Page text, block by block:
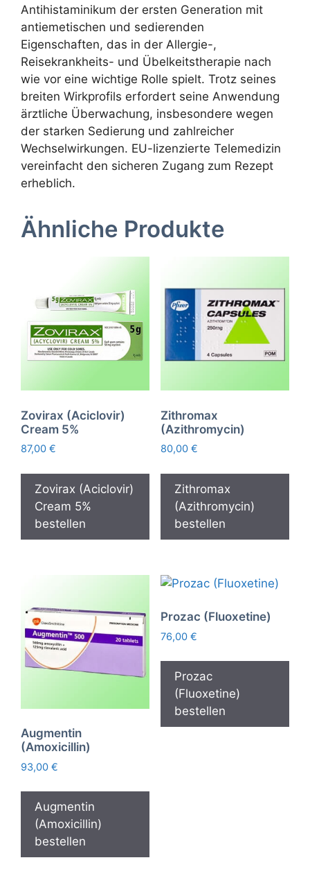
Antihistaminikum der ersten Generation mit
antiemetischen und sedierenden
Eigenschaften, das in der Allergie-,
Reisekrankheits- und Übelkeitstherapie nach
wie vor eine wichtige Rolle spielt. Trotz seines
breiten Wirkprofils erfordert seine Anwendung
ärztliche Überwachung, insbesondere wegen
der starken Sedierung und zahlreicher
Wechselwirkungen. EU-lizenzierte Telemedizin
vereinfacht den sicheren Zugang zum Rezept
erheblich.
Ähnliche Produkte
Zovirax (Aciclovir)
Cream 5%
87,00 €
Zovirax (Aciclovir)
Cream 5%
bestellen
Zithromax
(Azithromycin)
80,00 €
Zithromax
(Azithromycin)
bestellen
Augmentin
(Amoxicillin)
93,00 €
Augmentin
(Amoxicillin)
bestellen
Prozac (Fluoxetine)
76,00 €
Prozac
(Fluoxetine)
bestellen